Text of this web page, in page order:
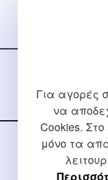
Για αγορές
να
Cookies.
μόνο τα
ΕΠΙΚΟΙΝΩΝΊΑ
Για διευκρινίσεις